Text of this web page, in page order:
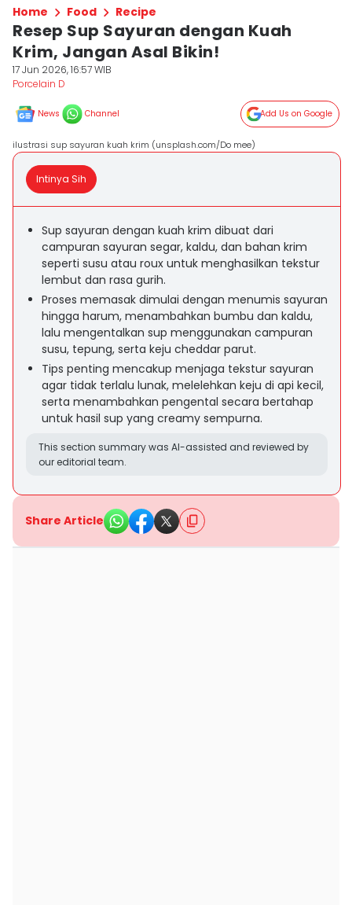
Home Food Recipe
Resep Sup Sayuran dengan Kuah
Krim, Jangan Asal Bikin!
17 Jun 2026, 16:57 WIB
Porcelain D
News Channel Add Us on Google
ilustrasi sup sayuran kuah krim (unsplash.com/Do mee)
Intinya Sih
Sup sayuran dengan kuah krim dibuat dari
campuran sayuran segar, kaldu, dan bahan krim
seperti susu atau roux untuk menghasilkan tekstur
lembut dan rasa gurih.
Proses memasak dimulai dengan menumis sayuran
hingga harum, menambahkan bumbu dan kaldu,
lalu mengentalkan sup menggunakan campuran
susu, tepung, serta keju cheddar parut.
Tips penting mencakup menjaga tekstur sayuran
agar tidak terlalu lunak, melelehkan keju di api kecil,
serta menambahkan pengental secara bertahap
untuk hasil sup yang creamy sempurna.
This section summary was AI-assisted and reviewed by
our editorial team.
Share Article